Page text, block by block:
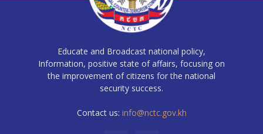
Educate and Broadcast national policy,
Information, positive state of affairs, focusing on
the improvement of citizens for the national
security success.
Contact us: info@nctc.gov.kh